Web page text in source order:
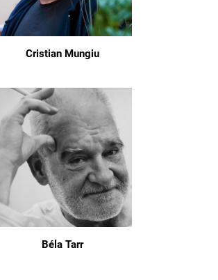
Cristian Mungiu
Béla Tarr